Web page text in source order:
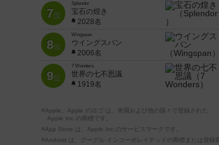
7位
Splendor
宝石の煌き
2028名
8位
Wingspan
ウイングスパン
2006名
9位
7 Wonders
世界の七不思議
1919名
※Apple、Apple のロゴ は、米国および他の国々で登録された
Apple Inc.の商標です。
※App Store は、Apple Inc.のサービスマークです。
※Android は、グーグル インコーポレイテッドの商標または登録商